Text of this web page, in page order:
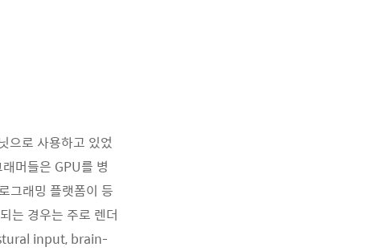
으로 사용하고 있었
머들은 GPU를 병
그래밍 플랫폼이 등
는 경우는 주로 렌더
input, brain-